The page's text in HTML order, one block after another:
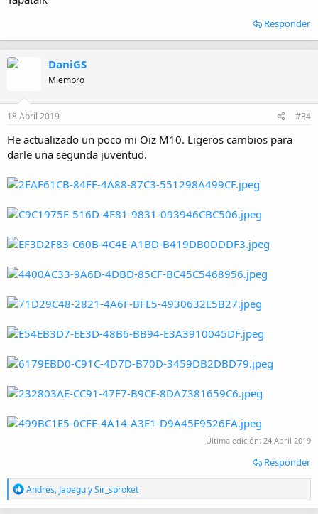
Responder
DaniGS
Miembro
18 Abril 2019 #34
He actualizado un poco mi Oiz M10. Ligeros cambios para
darle una segunda juventud.
Última edición: 24 Abril 2019
Responder
R
e
a
Andrés, JapeguySir_sproket